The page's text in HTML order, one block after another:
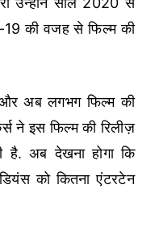
की वजह से फिल्म की
और अब लगभग फिल्म की
ने इस फिल्म की रिलीज़
अब देखना होगा कि
को कितना एंटरटेन